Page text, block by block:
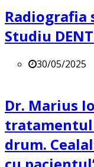
Radiografia
Studiu DENT
30/05/2025
Dr. Marius
drum.